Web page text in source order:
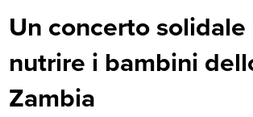
Un concerto
nutrire i bambini
Zambia